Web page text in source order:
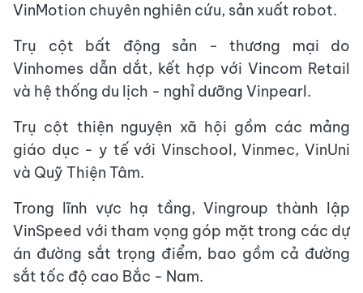
VinMotion chuyên nghiên cứu, sản xuất robot.
Trụ cột bất động sản - thương mại do
Vinhomes dẫn dắt, kết hợp với Vincom Retail
và hệ thống du lịch - nghỉ dưỡng Vinpearl.
Trụ cột thiện nguyện xã hội gồm các mảng
giáo dục - y tế với Vinschool, Vinmec, VinUni
và Quỹ Thiện Tâm.
Trong lĩnh vực hạ tầng, Vingroup thành lập
VinSpeed với tham vọng góp mặt trong các dự
án đường sắt trọng điểm, bao gồm cả đường
sắt tốc độ cao Bắc - Nam.